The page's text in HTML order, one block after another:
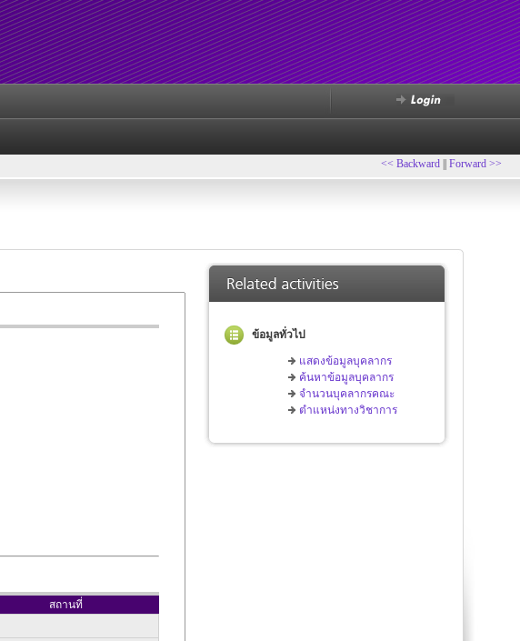
<< Backward Forward >>
สถานที่
ข้อมูลทั่วไป
แสดงข้อมูลบุคลากร
ค้นหาข้อมูลบุคลากร
จำนวนบุคลากรคณะ
ตำแหน่งทางวิชาการ